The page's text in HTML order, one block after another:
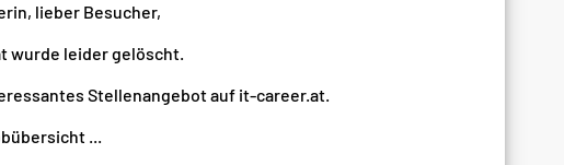
lieber Besucher,
wurde leider gelöscht.
Stellenangebot auf it-career.at.
...